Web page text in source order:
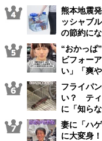
熊本地震
ッシャブ
の節約に
“おかっ
ビフォー
い」「爽
フライパ
い？ ティ
に「知ら
妻に「ハ
に大変身